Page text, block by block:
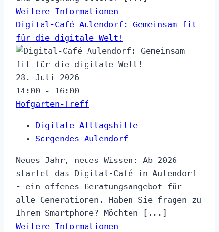
Weitere Informationen
Digital-Café Aulendorf: Gemeinsam fit
für die digitale Welt!
28. Juli 2026
14:00 - 16:00
Hofgarten-Treff
Digitale Alltagshilfe
Sorgendes Aulendorf
Neues Jahr, neues Wissen: Ab 2026
startet das Digital-Café in Aulendorf
- ein offenes Beratungsangebot für
alle Generationen. Haben Sie fragen zu
Ihrem Smartphone? Möchten [...]
Weitere Informationen